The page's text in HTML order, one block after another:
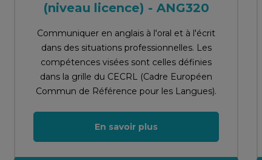
(niveau licence) - ANG320
Communiquer en anglais à l'oral et à l'écrit
dans des situations professionnelles. Les
compétences visées sont celles définies
dans la grille du CECRL (Cadre Européen
Commun de Référence pour les Langues).
En savoir plus